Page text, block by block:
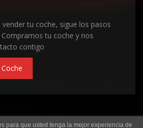
vender tu coche, sigue los pasos
tu coche y nos
contigo
para que usted tenga la mejor experiencia de